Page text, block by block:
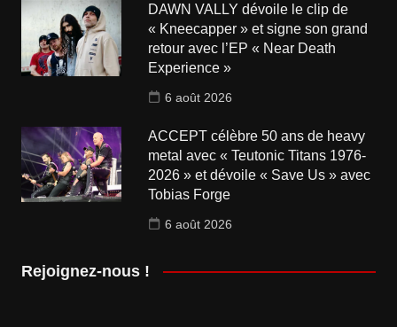
DAWN VALLY dévoile le clip de
« Kneecapper » et signe son grand
retour avec l’EP « Near Death
Experience »
6 août 2026
ACCEPT célèbre 50 ans de heavy
metal avec « Teutonic Titans 1976-
2026 » et dévoile « Save Us » avec
Tobias Forge
6 août 2026
Rejoignez-nous !